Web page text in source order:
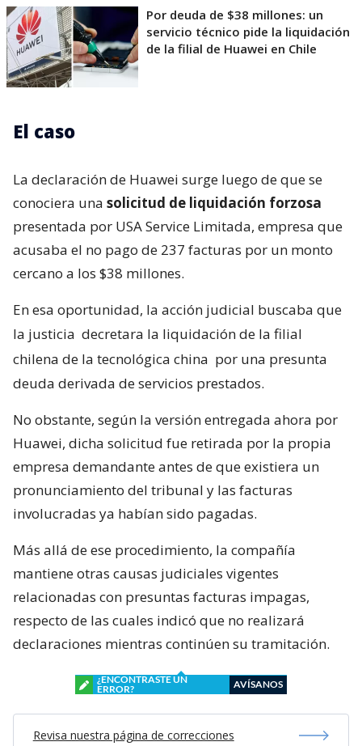
Por deuda de $38 millones: un
servicio técnico pide la liquidación
de la filial de Huawei en Chile
El caso
La declaración de Huawei surge luego de que se
conociera una solicitud de liquidación forzosa
presentada por USA Service Limitada, empresa que
acusaba el no pago de 237 facturas por un monto
cercano a los $38 millones.
En esa oportunidad, la acción judicial buscaba que
la justicia decretara la liquidación de la filial
chilena de la tecnológica china por una presunta
deuda derivada de servicios prestados.
No obstante, según la versión entregada ahora por
Huawei, dicha solicitud fue retirada por la propia
empresa demandante antes de que existiera un
pronunciamiento del tribunal y las facturas
involucradas ya habían sido pagadas.
Más allá de ese procedimiento, la compañía
mantiene otras causas judiciales vigentes
relacionadas con presuntas facturas impagas,
respecto de las cuales indicó que no realizará
declaraciones mientras continúen su tramitación.
¿ENCONTRASTE UN
ERROR?
AVÍSANOS
Revisa nuestra página de correcciones